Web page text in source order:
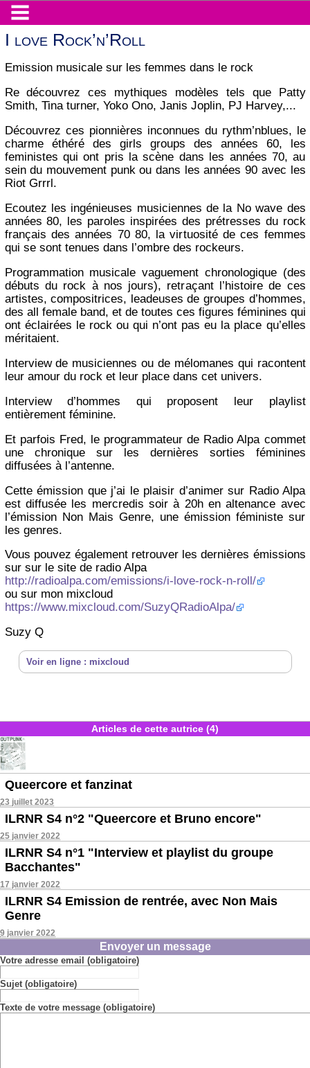
I love Rock’n’Roll
Emission musicale sur les femmes dans le rock
Re découvrez ces mythiques modèles tels que Patty
Smith, Tina turner, Yoko Ono, Janis Joplin, PJ Harvey,...
Découvrez ces pionnières inconnues du rythm’nblues, le
charme éthéré des girls groups des années 60, les
feministes qui ont pris la scène dans les années 70, au
sein du mouvement punk ou dans les années 90 avec les
Riot Grrrl.
Ecoutez les ingénieuses musiciennes de la No wave des
années 80, les paroles inspirées des prétresses du rock
français des années 70 80, la virtuosité de ces femmes
qui se sont tenues dans l’ombre des rockeurs.
Programmation musicale vaguement chronologique (des
débuts du rock à nos jours), retraçant l’histoire de ces
artistes, compositrices, leadeuses de groupes d’hommes,
des all female band, et de toutes ces figures féminines qui
ont éclairées le rock ou qui n’ont pas eu la place qu’elles
méritaient.
Interview de musiciennes ou de mélomanes qui racontent
leur amour du rock et leur place dans cet univers.
Interview d’hommes qui proposent leur playlist
entièrement féminine.
Et parfois Fred, le programmateur de Radio Alpa commet
une chronique sur les dernières sorties féminines
diffusées à l’antenne.
Cette émission que j’ai le plaisir d’animer sur Radio Alpa
est diffusée les mercredis soir à 20h en altenance avec
l’émission Non Mais Genre, une émission féministe sur
les genres.
Vous pouvez également retrouver les dernières émissions
sur sur le site de radio Alpa
http://radioalpa.com/emissions/i-love-rock-n-roll/
ou sur mon mixcloud
https://www.mixcloud.com/SuzyQRadioAlpa/
Suzy Q
Voir en ligne : mixcloud
Articles de cette autrice (4)
Queercore et fanzinat
23 juillet 2023
ILRNR S4 n°2 "Queercore et Bruno encore"
25 janvier 2022
ILRNR S4 n°1 "Interview et playlist du groupe
Bacchantes"
17 janvier 2022
ILRNR S4 Emission de rentrée, avec Non Mais
Genre
9 janvier 2022
Envoyer un message
Votre adresse email (obligatoire)
Sujet (obligatoire)
Texte de votre message (obligatoire)